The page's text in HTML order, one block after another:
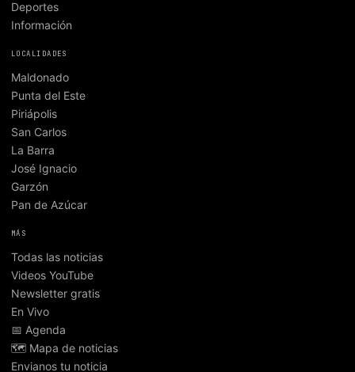
Deportes
Información
LOCALIDADES
Maldonado
Punta del Este
Piriápolis
San Carlos
La Barra
José Ignacio
Garzón
Pan de Azúcar
MÁS
Todas las noticias
Videos YouTube
Newsletter gratis
En Vivo
📅 Agenda
🗺️ Mapa de noticias
Envianos tu noticia